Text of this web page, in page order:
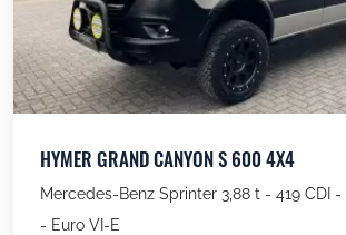
HYMER GRAND CANYON S 600 4X4
Mercedes-Benz Sprinter 3,88 t - 419 CDI -
- Euro VI-E